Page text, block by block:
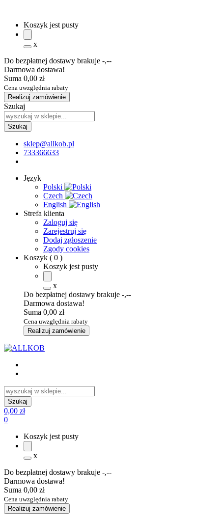
Koszyk jest pusty
x
Do bezpłatnej dostawy brakuje -,--
Darmowa dostawa!
Suma 0,00 zł
Cena uwzględnia rabaty
Realizuj zamówienie
Szukaj
sklep@allkob.pl
733366633
Język
Polski
Czech
English
Strefa klienta
Zaloguj się
Zarejestruj się
Dodaj zgłoszenie
Zgody cookies
Koszyk ( 0 )
Koszyk jest pusty
x
Do bezpłatnej dostawy brakuje -,--
Darmowa dostawa!
Suma 0,00 zł
Cena uwzględnia rabaty
Realizuj zamówienie
0,00 zł
0
Koszyk jest pusty
x
Do bezpłatnej dostawy brakuje -,--
Darmowa dostawa!
Suma 0,00 zł
Cena uwzględnia rabaty
Realizuj zamówienie